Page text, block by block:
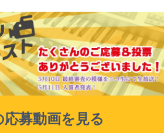
ン
テ
ス
ト
2016
応募動画を見る